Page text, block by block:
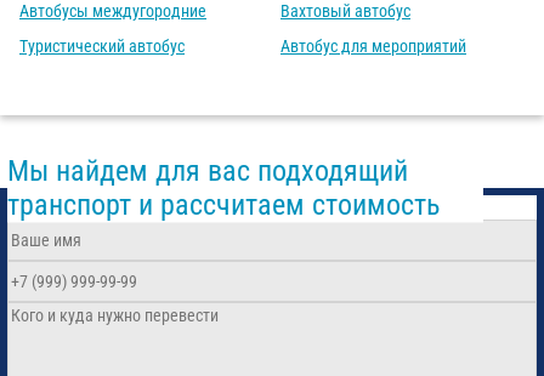
Автобусы междугородние
Туристический автобус
Вахтовый автобус
Автобус для мероприятий
Мы найдем для вас подходящий
транспорт и рассчитаем стоимость